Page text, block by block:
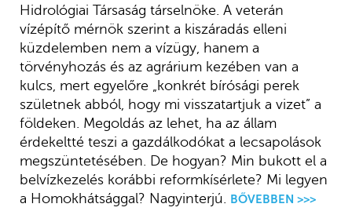
Hidrológiai Társaság társelnöke. A veterán
vízépítő mérnök szerint a kiszáradás elleni
küzdelemben nem a vízügy, hanem a
törvényhozás és az agrárium kezében van a
kulcs, mert egyelőre „konkrét bírósági perek
születnek abból, hogy mi visszatartjuk a vizet” a
földeken. Megoldás az lehet, ha az állam
érdekeltté teszi a gazdálkodókat a lecsapolások
megszüntetésében. De hogyan? Min bukott el a
belvízkezelés korábbi reformkísérlete? Mi legyen
a Homokhátsággal? Nagyinterjú.
BŐVEBBEN >>>